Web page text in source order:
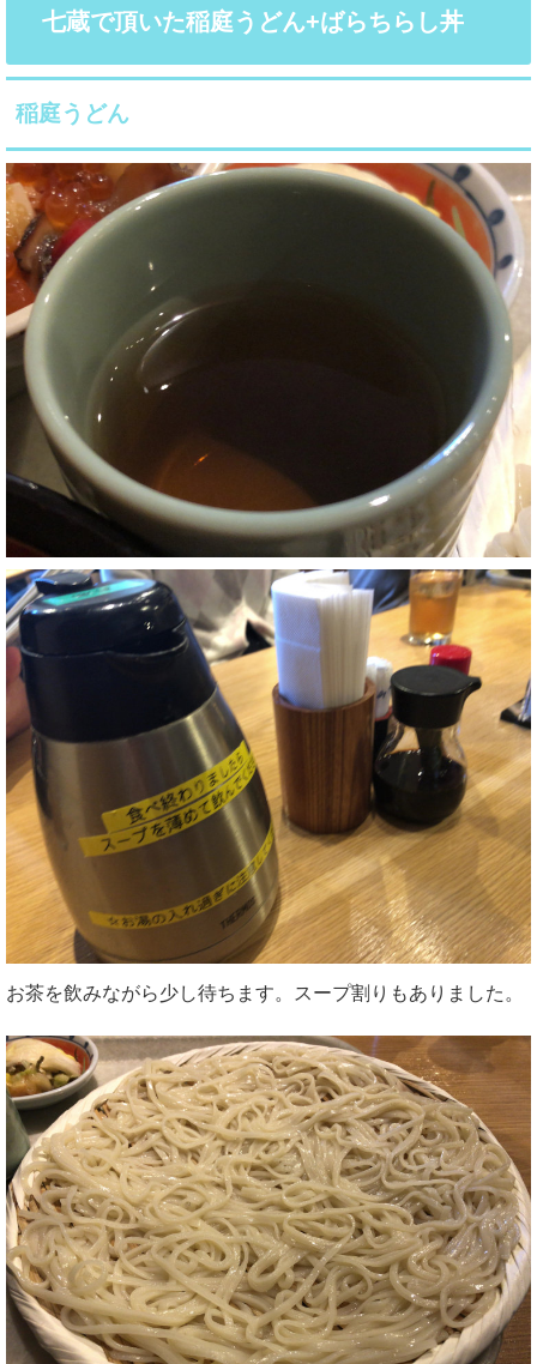
七蔵で頂いた稲庭うどん+ばらちらし丼
稲庭うどん
お茶を飲みながら少し待ちます。スープ割りもありました。